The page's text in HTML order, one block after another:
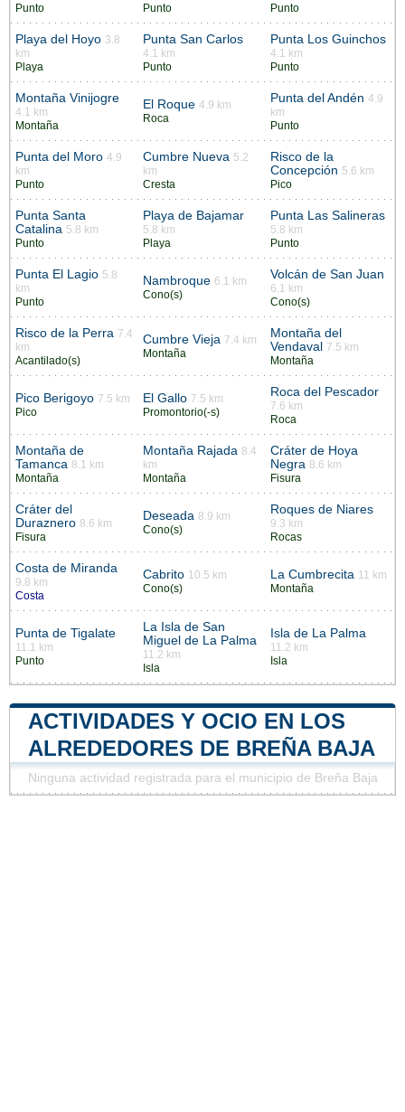
Punto
Punto
Punto
Playa del Hoyo 3.8
km
Playa
Punta San Carlos
4.1 km
Punto
Punta Los Guinchos
4.1 km
Punto
Montaña Vinijogre
4.1 km
Montaña
El Roque 4.9 km
Roca
Punta del Andén 4.9
km
Punto
Punta del Moro 4.9
km
Punto
Cumbre Nueva 5.2
km
Cresta
Risco de la
Concepción 5.6 km
Pico
Punta Santa
Catalina 5.8 km
Punto
Playa de Bajamar
5.8 km
Playa
Punta Las Salineras
5.8 km
Punto
Punta El Lagio 5.8
km
Punto
Nambroque 6.1 km
Cono(s)
Volcán de San Juan
6.1 km
Cono(s)
Risco de la Perra 7.4
km
Acantilado(s)
Cumbre Vieja 7.4 km
Montaña
Montaña del
Vendaval
7.5 km
Montaña
Pico Berigoyo 7.5 km
Pico
El Gallo 7.5 km
Promontorio(-s)
Roca del Pescador
7.6 km
Roca
Montaña de
Tamanca 8.1 km
Montaña
Montaña Rajada 8.4
km
Montaña
Cráter de Hoya
Negra 8.6 km
Fisura
Cráter del
Duraznero 8.6 km
Fisura
Deseada 8.9 km
Cono(s)
Roques de Niares
9.3 km
Rocas
Costa de Miranda
9.8 km
Costa
Cabrito 10.5 km
Cono(s)
La Cumbrecita 11 km
Montaña
Punta de Tigalate
11.1 km
Punto
La Isla de San
Miguel de La Palma
11.2 km
Isla
Isla de La Palma
11.2 km
Isla
ACTIVIDADES Y OCIO EN LOS
ALREDEDORES DE BREÑA BAJA
Ninguna actividad registrada para el municipio de Breña Baja